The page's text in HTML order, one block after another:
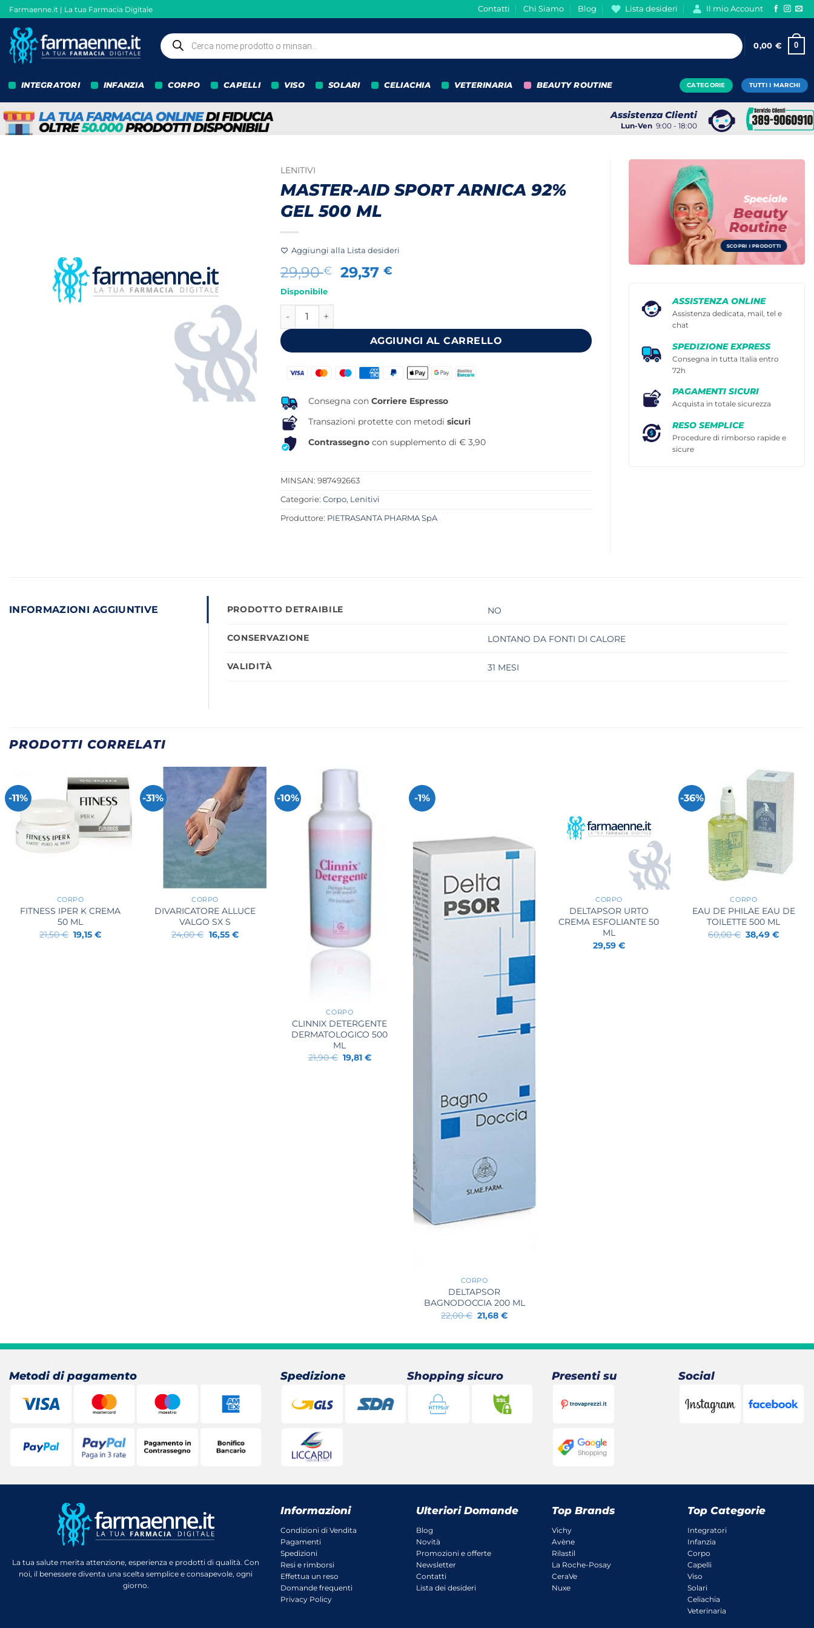
Salta
ai
contenuti
Farmaenne.it | La tua Farmacia Digitale Contatti Chi Siamo Blog Lista desideri Il mio Account
Ricerca
prodotti
0,00 € 0
INTEGRATORI INFANZIA CORPO CAPELLI VISO SOLARI CELIACHIA VETERINARIA BEAUTY ROUTINE CATEGORIE TUTTI I MARCHI
Assistenza Clienti
Lun-Ven 9:00 - 18:00
LENITIVI
MASTER-AID SPORT ARNICA 92%
GEL 500 ML
Aggiungi alla Lista desideri
29,90€
Il
29,90 €.
29,37€
29,37 €.
Disponibile
MASTER-AID SPORT ARNICA 92% GEL 500 ML quantità
AGGIUNGI AL CARRELLO
Consegna con Corriere Espresso
Transazioni protette con metodi sicuri
Contrassegno con supplemento di € 3,90
MINSAN: 987492663
Categorie: Corpo, Lenitivi
Produttore: PIETRASANTA PHARMA SpA
Speciale
Beauty
Routine
SCOPRI I PRODOTTI
ASSISTENZA ONLINE
Assistenza dedicata, mail, tel e
chat
SPEDIZIONE EXPRESS
Consegna in tutta Italia entro
72h
PAGAMENTI SICURI
Acquista in totale sicurezza
RESO SEMPLICE
Procedure di rimborso rapide e
sicure
INFORMAZIONI AGGIUNTIVE PRODOTTO DETRAIBILE NO
CONSERVAZIONE LONTANO DA FONTI DI CALORE
VALIDITÀ 31 MESI
PRODOTTI CORRELATI
-11%
CORPO
FITNESS IPER K CREMA
50 ML
21,50€ Il
prezzo
19,15€Il
-31%
CORPO
DIVARICATORE ALLUCE
VALGO SX S
24,00€ Il
prezzo
16,55 €Il
-10%
CORPO
CLINNIX DETERGENTE
DERMATOLOGICO 500
ML
21,90€ Il
prezzo
19,81 €Il
-1%
CORPO
DELTAPSOR
BAGNODOCCIA 200 ML
22,00€ Il
prezzo
22,00 €.
21,68€Il
21,68 €.
CORPO
DELTAPSOR URTO
CREMA ESFOLIANTE 50
ML
29,59 €
-36%
CORPO
EAU DE PHILAE EAU DE
TOILETTE 500 ML
60,00€ Il
prezzo
38,49€Il
Metodi di pagamento Spedizione Shopping sicuro Presenti su Social
La tua salute merita attenzione, esperienza e prodotti di qualità. Con
noi, il benessere diventa una scelta semplice e consapevole, ogni
giorno.
Informazioni
Condizioni di Vendita
Pagamenti
Spedizioni
Resi e rimborsi
Effettua un reso
Domande frequenti
Privacy Policy
Ulteriori Domande
Blog
Novità
Promozioni e offerte
Newsletter
Contatti
Lista dei desideri
Top Brands
Vichy
Avène
Rilastil
La Roche-Posay
CeraVe
Nuxe
Top Categorie
Integratori
Infanzia
Corpo
Capelli
Viso
Solari
Celiachia
Veterinaria